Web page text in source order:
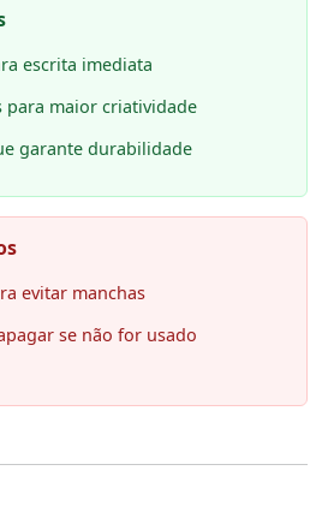
escrita imediata
para maior criatividade
garante durabilidade
evitar manchas
se não for usado